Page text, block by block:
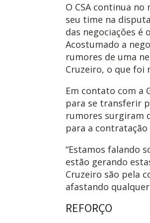
O CSA continua
seu time na
das negociações é
Acostumado a
rumores de uma
Cruzeiro, o que foi
Em contato com a
para se transferir
rumores surgiram
para a
“Estamos falando
estão gerando
Cruzeiro são pela
afastando
REFORÇO